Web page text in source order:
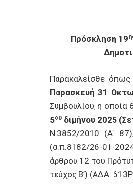
Πρόσκληση 19
Παρακαλείσθε
Παρασκευή 31
Συμβουλίου, η οποία
5ου διμήνου 2025
Ν.3852/2010 (Α΄
(α.π.8182/26-01-
άρθρου 12 του
τεύχος Β’) (ΑΔΑ: